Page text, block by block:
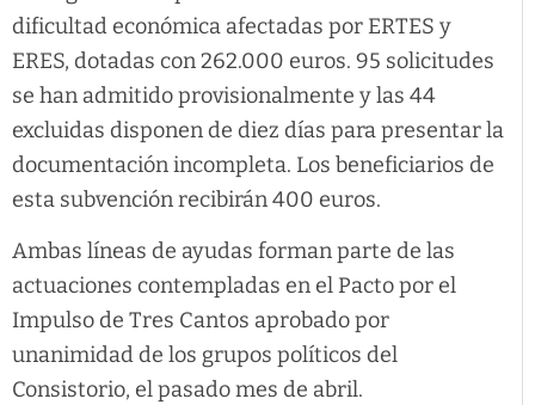
dificultad económica afectadas por ERTES y
ERES, dotadas con 262.000 euros. 95 solicitudes
se han admitido provisionalmente y las 44
excluidas disponen de diez días para presentar la
documentación incompleta. Los beneficiarios de
esta subvención recibirán 400 euros.
Ambas líneas de ayudas forman parte de las
actuaciones contempladas en el Pacto por el
Impulso de Tres Cantos aprobado por
unanimidad de los grupos políticos del
Consistorio, el pasado mes de abril.